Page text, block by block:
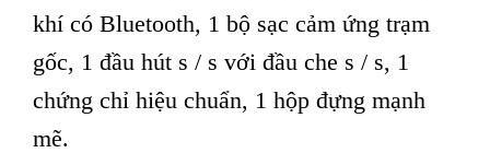
khí có Bluetooth, 1 bộ sạc cảm ứng trạm
gốc, 1 đầu hút s / s với đầu che s / s, 1
chứng chỉ hiệu chuẩn, 1 hộp đựng mạnh
mẽ.